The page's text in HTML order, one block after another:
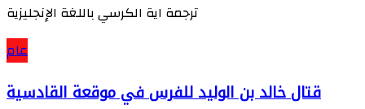
ترجمة اية الكرسي باللغة الإنجليزية
عام
قتال خالد بن الوليد للفرس في موقعة القادسية